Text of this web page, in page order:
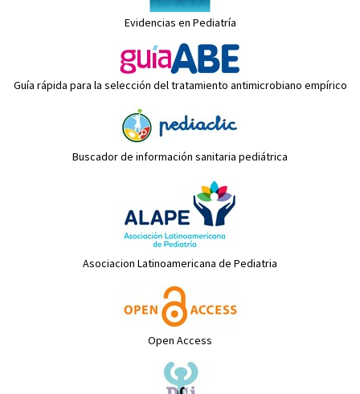
Evidencias en Pediatría
Guía rápida para la selección del tratamiento antimicrobiano empírico
Buscador de información sanitaria pediátrica
Asociacion Latinoamericana de Pediatria
Open Access